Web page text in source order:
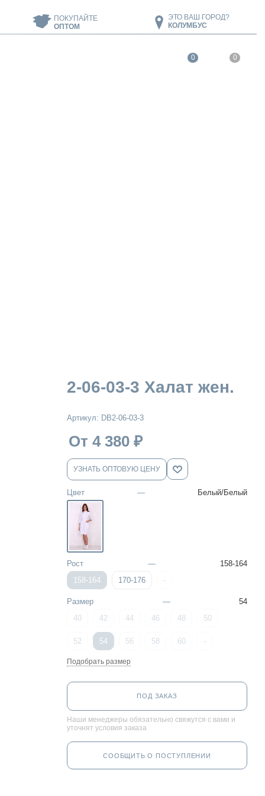
ПОКУПАЙТЕ
ОПТОМ
ЭТО ВАШ ГОРОД?
КОЛУМБУС
0 0
2-06-03-3 Халат жен.
Артикул: DB2-06-03-3
От 4 380 ₽
УЗНАТЬ ОПТОВУЮ ЦЕНУ
Цвет — Белый/Белый
Рост —
158-164
158-164
170-176 -
Размер —
54
40
42 44 46 48 50
52 54 56 58 60 -
Подобрать размер
ПОД ЗАКАЗ
Наши менеджеры обязательно свяжутся с вами и
уточнят условия заказа
СООБЩИТЬ О ПОСТУПЛЕНИИ